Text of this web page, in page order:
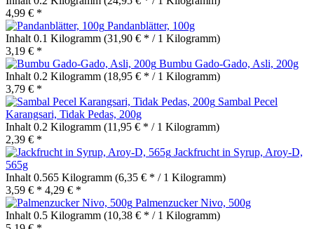
4,99 € *
Pandanblätter, 100g
Inhalt 0.1 Kilogramm (31,90 € * / 1 Kilogramm)
3,19 € *
Bumbu Gado-Gado, Asli, 200g
Inhalt 0.2 Kilogramm (18,95 € * / 1 Kilogramm)
3,79 € *
Sambal Pecel
Karangsari, Tidak Pedas, 200g
Inhalt 0.2 Kilogramm (11,95 € * / 1 Kilogramm)
2,39 € *
Jackfrucht in Syrup, Aroy-D,
565g
Inhalt 0.565 Kilogramm (6,35 € * / 1 Kilogramm)
3,59 € * 4,29 € *
Palmenzucker Nivo, 500g
Inhalt 0.5 Kilogramm (10,38 € * / 1 Kilogramm)